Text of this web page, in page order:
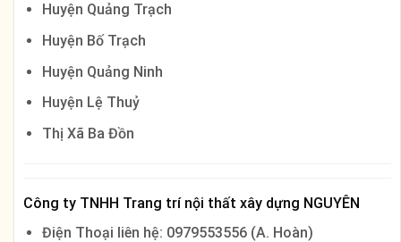
Huyện Quảng Trạch
Huyện Bố Trạch
Huyện Quảng Ninh
Huyện Lệ Thuỷ
Thị Xã Ba Đồn
Công ty TNHH Trang trí nội thất xây dựng NGUYÊN
Điện Thoại liên hệ: 0979553556 (A. Hoàn)